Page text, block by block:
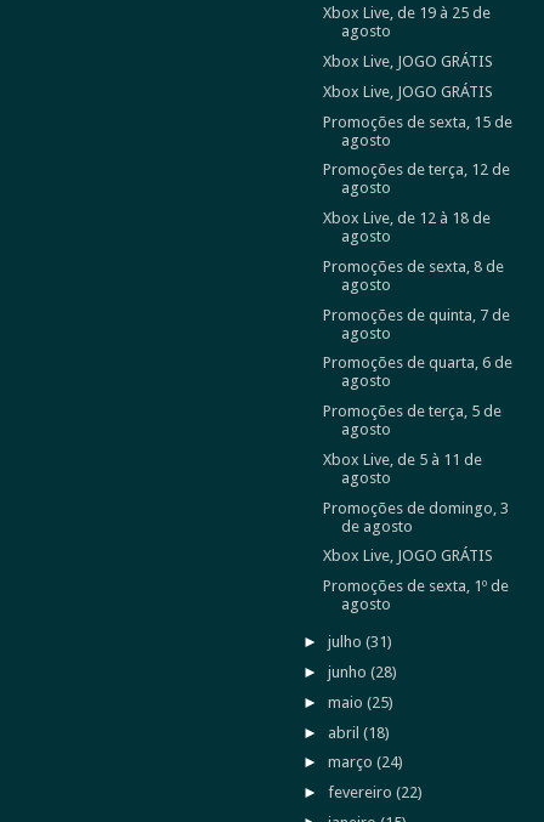
Xbox Live, de 19 à 25 de
agosto
Xbox Live, JOGO GRÁTIS
Xbox Live, JOGO GRÁTIS
Promoções de sexta, 15 de
agosto
Promoções de terça, 12 de
agosto
Xbox Live, de 12 à 18 de
agosto
Promoções de sexta, 8 de
agosto
Promoções de quinta, 7 de
agosto
Promoções de quarta, 6 de
agosto
Promoções de terça, 5 de
agosto
Xbox Live, de 5 à 11 de
agosto
Promoções de domingo, 3
de agosto
Xbox Live, JOGO GRÁTIS
Promoções de sexta, 1º de
agosto
►julho(31)
►junho(28)
►maio(25)
► abril(18)
►março(24)
►fevereiro(22)